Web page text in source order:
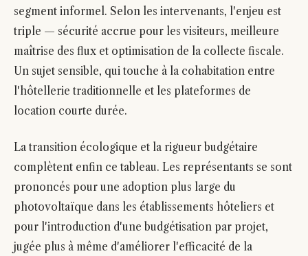
segment informel. Selon les intervenants, l'enjeu est
triple — sécurité accrue pour les visiteurs, meilleure
maîtrise des flux et optimisation de la collecte fiscale.
Un sujet sensible, qui touche à la cohabitation entre
l'hôtellerie traditionnelle et les plateformes de
location courte durée.
La transition écologique et la rigueur budgétaire
complètent enfin ce tableau. Les représentants se sont
prononcés pour une adoption plus large du
photovoltaïque dans les établissements hôteliers et
pour l'introduction d'une budgétisation par projet,
jugée plus à même d'améliorer l'efficacité de la